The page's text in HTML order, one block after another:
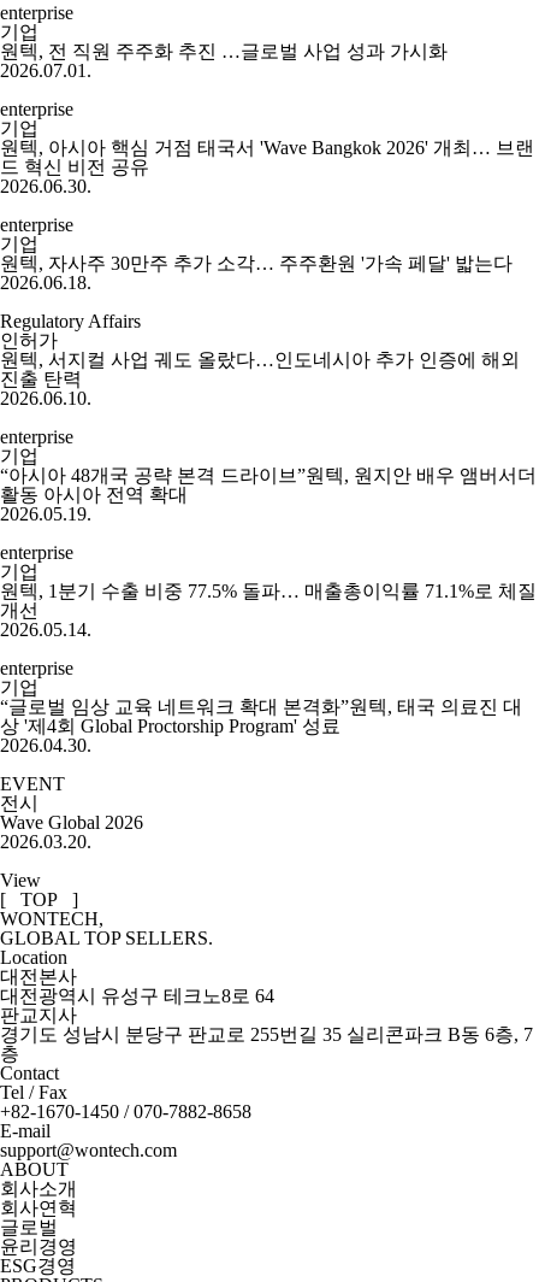
enterprise
기업
원텍, 전 직원 주주화 추진 …글로벌 사업 성과 가시화
2026.07.01.
enterprise
기업
원텍, 아시아 핵심 거점 태국서 'Wave Bangkok 2026' 개최… 브랜
드 혁신 비전 공유
2026.06.30.
enterprise
기업
원텍, 자사주 30만주 추가 소각… 주주환원 '가속 페달' 밟는다
2026.06.18.
Regulatory Affairs
인허가
원텍, 서지컬 사업 궤도 올랐다…인도네시아 추가 인증에 해외
진출 탄력
2026.06.10.
enterprise
기업
“아시아 48개국 공략 본격 드라이브”원텍, 원지안 배우 앰버서더
활동 아시아 전역 확대
2026.05.19.
enterprise
기업
원텍, 1분기 수출 비중 77.5% 돌파… 매출총이익률 71.1%로 체질
개선
2026.05.14.
enterprise
기업
“글로벌 임상 교육 네트워크 확대 본격화”원텍, 태국 의료진 대
상 '제4회 Global Proctorship Program' 성료
2026.04.30.
EVENT
전시
Wave Global 2026
2026.03.20.
View
[ TOP ]
WONTECH,
GLOBAL TOP SELLERS.
Location
대전본사
대전광역시 유성구 테크노8로 64
판교지사
경기도 성남시 분당구 판교로 255번길 35 실리콘파크 B동 6층, 7
층
Contact
Tel / Fax
+82-1670-1450 / 070-7882-8658
E-mail
support@wontech.com
ABOUT
회사소개
회사연혁
글로벌
윤리경영
ESG경영